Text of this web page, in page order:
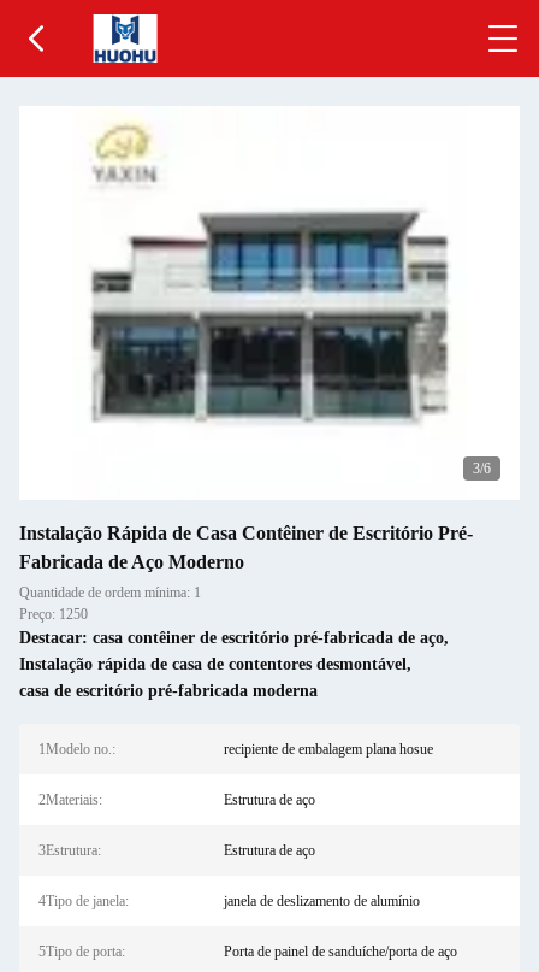
4/6
Instalação Rápida de Casa Contêiner de Escritório Pré-
Fabricada de Aço Moderno
Quantidade de ordem mínima: 1
Preço: 1250
Destacar: casa contêiner de escritório pré-fabricada de aço,
Instalação rápida de casa de contentores desmontável,
casa de escritório pré-fabricada moderna
1Modelo no.: recipiente de embalagem plana hosue
2Materiais: Estrutura de aço
3Estrutura: Estrutura de aço
4Tipo de janela: janela de deslizamento de alumínio
5Tipo de porta: Porta de painel de sanduíche/porta de aço